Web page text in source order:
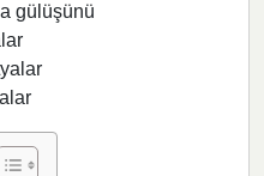
gülüşünü